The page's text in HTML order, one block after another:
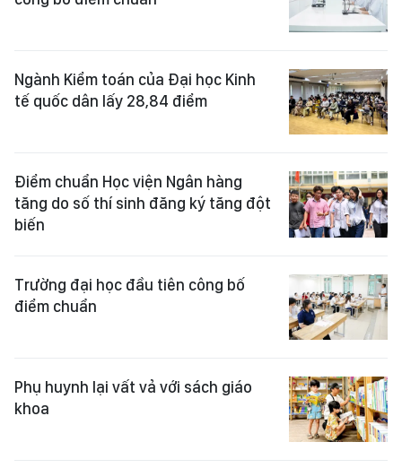
Ngành Kiểm toán của Đại học Kinh
tế quốc dân lấy 28,84 điểm
Điểm chuẩn Học viện Ngân hàng
tăng do số thí sinh đăng ký tăng đột
biến
Trường đại học đầu tiên công bố
điểm chuẩn
Phụ huynh lại vất vả với sách giáo
khoa